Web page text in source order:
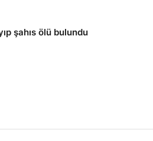
şahıs ölü bulundu